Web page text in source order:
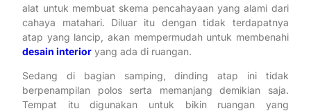
alat untuk membuat skema pencahayaan yang alami dari
cahaya matahari. Diluar itu dengan tidak terdapatnya
atap yang lancip, akan mempermudah untuk membenahi
desain interior yang ada di ruangan.
Sedang di bagian samping, dinding atap ini tidak
berpenampilan polos serta memanjang demikian saja.
Tempat itu digunakan untuk bikin ruangan yang